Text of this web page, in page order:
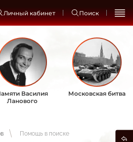
Личный кабинет Поиск
Василия
Ланового
Московская битва
Помощь в поиске